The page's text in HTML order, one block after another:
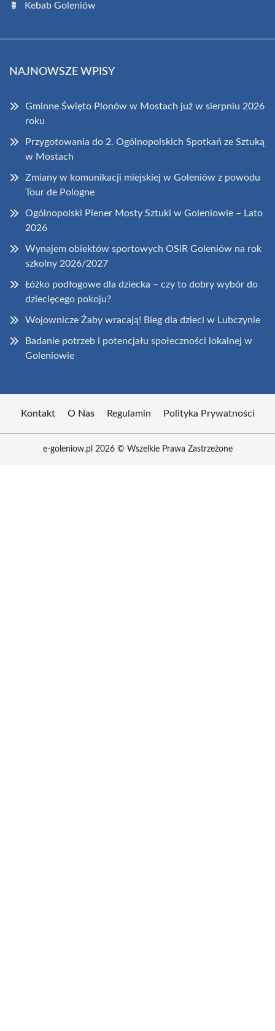
Kebab Goleniów
NAJNOWSZE WPISY
Gminne Święto Plonów w Mostach już w sierpniu 2026
roku
Przygotowania do 2. Ogólnopolskich Spotkań ze Sztuką
w Mostach
Zmiany w komunikacji miejskiej w Goleniów z powodu
Tour de Pologne
Ogólnopolski Plener Mosty Sztuki w Goleniowie – Lato
2026
Wynajem obiektów sportowych OSiR Goleniów na rok
szkolny 2026/2027
Łóżko podłogowe dla dziecka – czy to dobry wybór do
dziecięcego pokoju?
Wojownicze Żaby wracają! Bieg dla dzieci w Lubczynie
Badanie potrzeb i potencjału społeczności lokalnej w
Goleniowie
Kontakt O Nas Regulamin Polityka Prywatności
e-goleniow.pl 2026 © Wszelkie Prawa Zastrzeżone